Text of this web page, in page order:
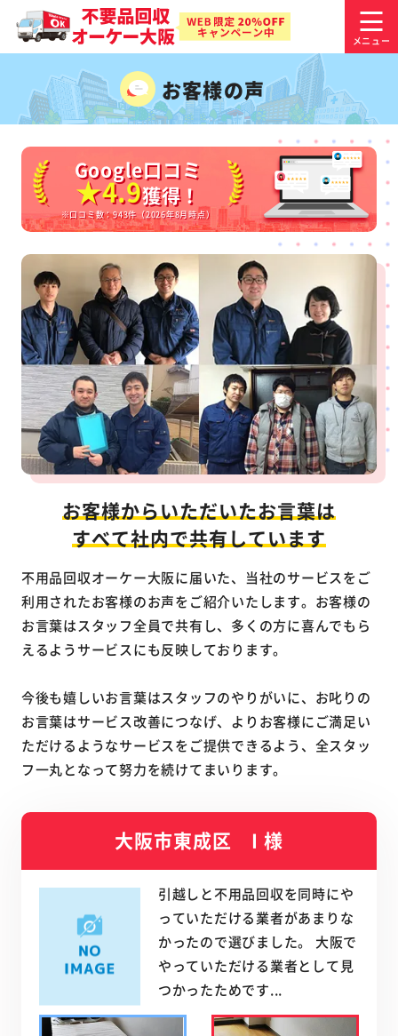
お客様の声
Google口コミ
★4.9獲得！
※口コミ数：943件（2026年8月時点）
お客様からいただいたお言葉は
すべて社内で共有しています
不用品回収オーケー大阪に届いた、当社のサービスをご
利用されたお客様のお声をご紹介いたします。お客様の
お言葉はスタッフ全員で共有し、多くの方に喜んでもら
えるようサービスにも反映しております。
今後も嬉しいお言葉はスタッフのやりがいに、お叱りの
お言葉はサービス改善につなげ、よりお客様にご満足い
ただけるようなサービスをご提供できるよう、全スタッ
フ一丸となって努力を続けてまいります。
大阪市東成区 I 様
引越しと不用品回収を同時にや
っていただける業者があまりな
かったので選びました。 大阪で
やっていただける業者として見
つかったためです...